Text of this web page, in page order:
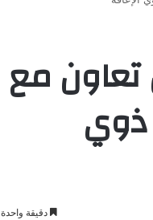
مع
ذوي
دقيقة واحدة